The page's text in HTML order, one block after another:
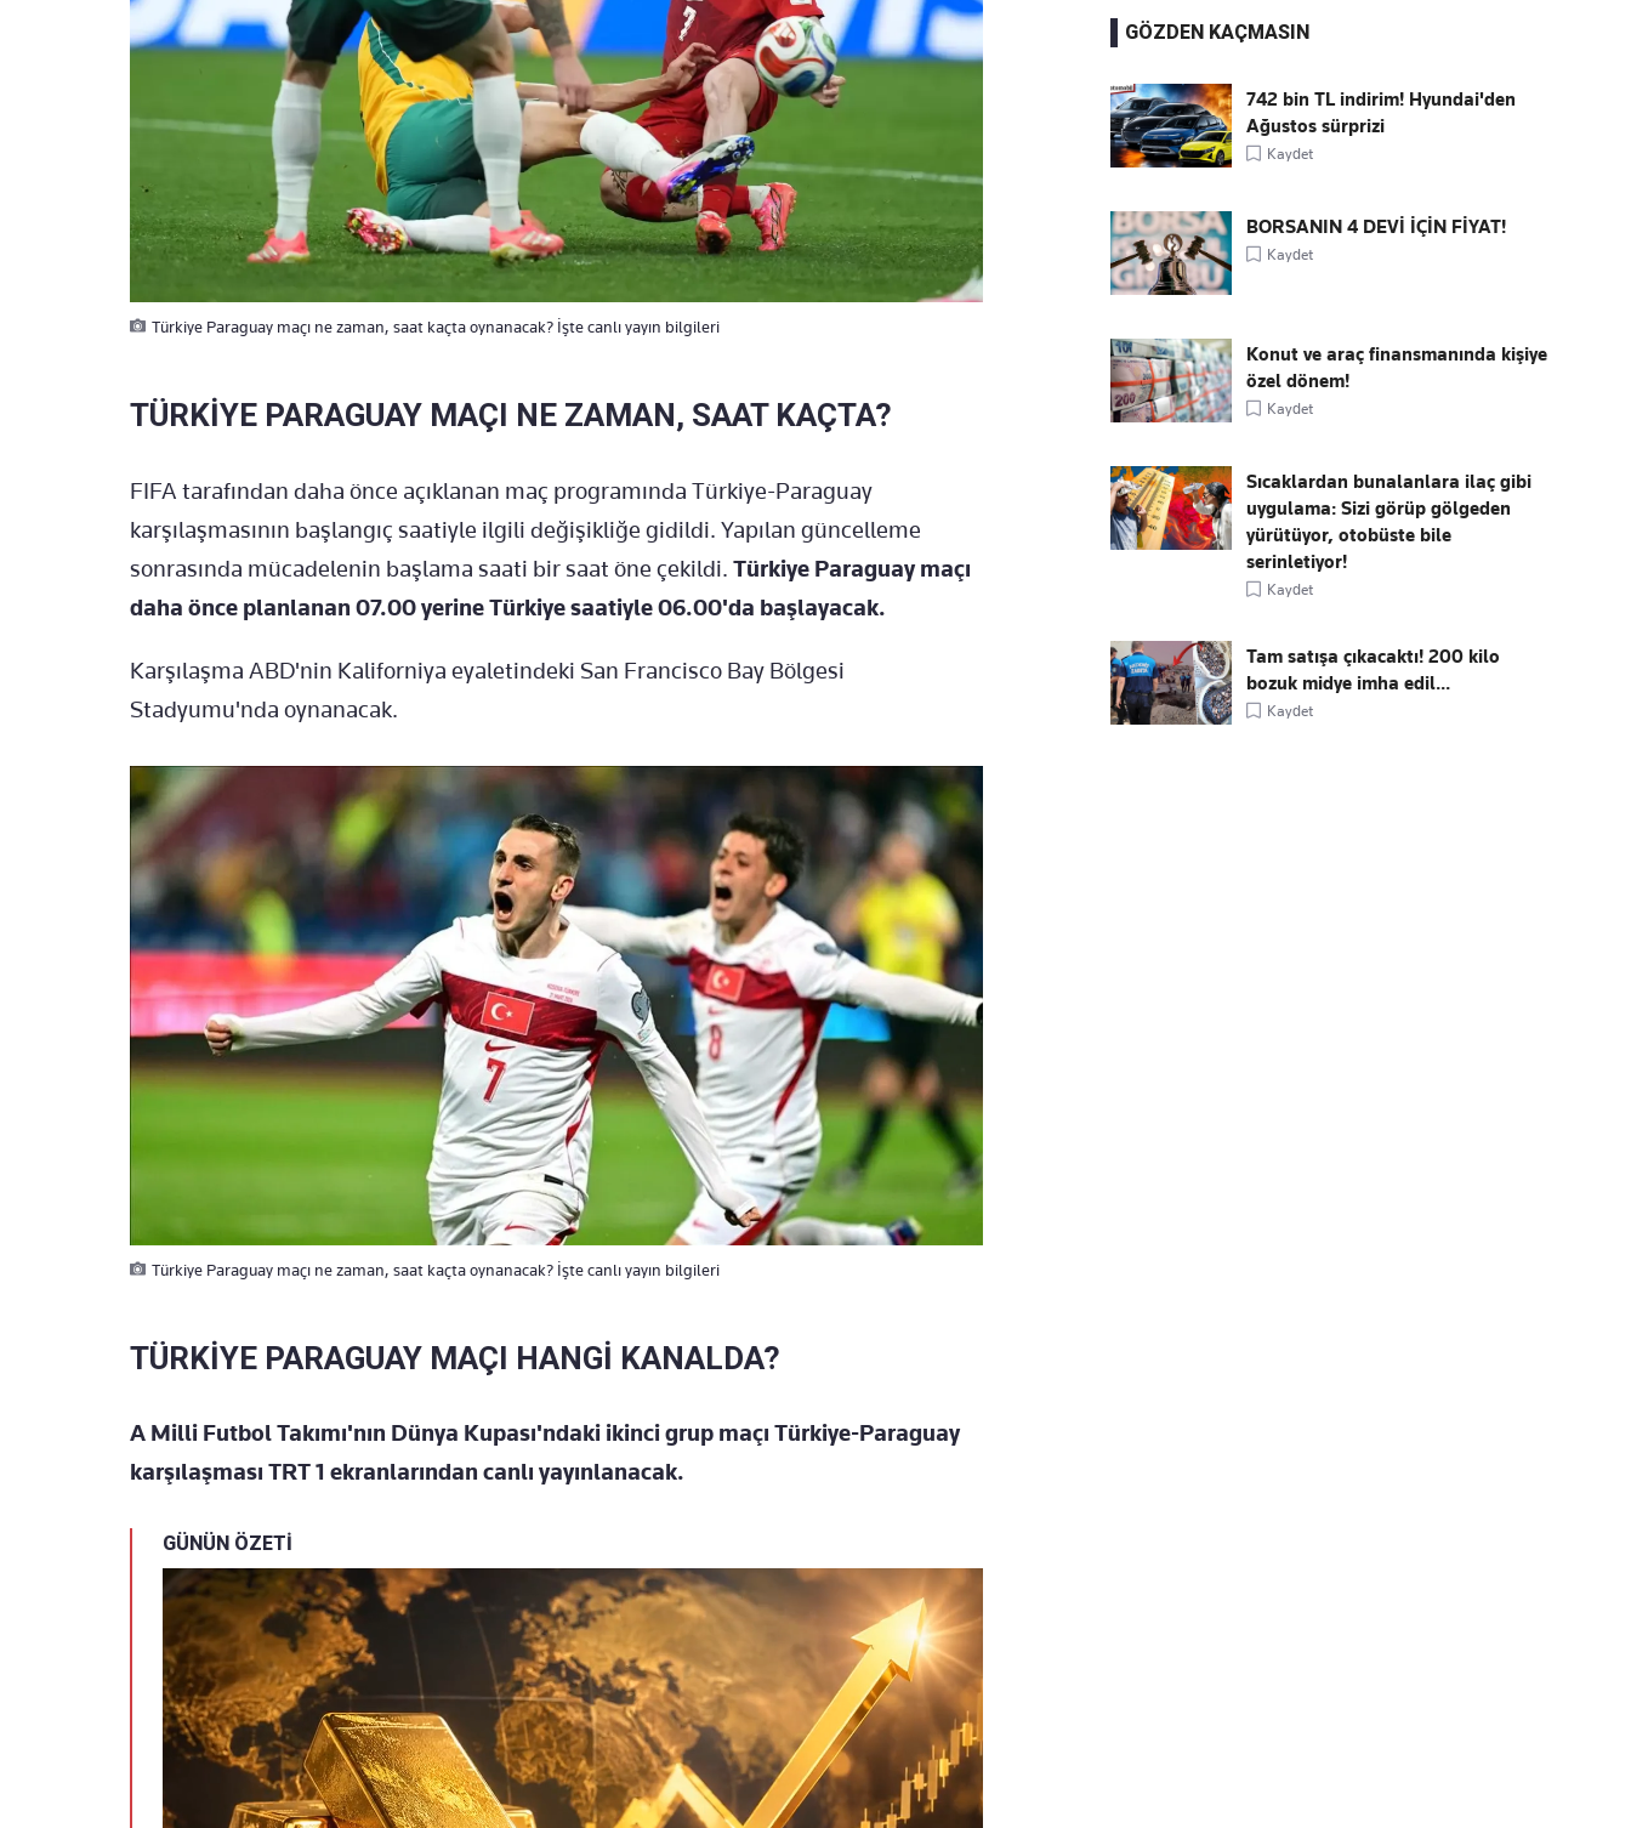
Türkiye Paraguay maçı ne zaman, saat kaçta oynanacak? İşte canlı yayın bilgileri
TÜRKİYE PARAGUAY MAÇI NE ZAMAN, SAAT KAÇTA?
FIFA tarafından daha önce açıklanan maç programında Türkiye-Paraguay
karşılaşmasının başlangıç saatiyle ilgili değişikliğe gidildi. Yapılan güncelleme
sonrasında mücadelenin başlama saati bir saat öne çekildi. Türkiye Paraguay maçı
daha önce planlanan 07.00 yerine Türkiye saatiyle 06.00'da başlayacak.
Karşılaşma ABD'nin Kaliforniya eyaletindeki San Francisco Bay Bölgesi
Stadyumu'nda oynanacak.
Türkiye Paraguay maçı ne zaman, saat kaçta oynanacak? İşte canlı yayın bilgileri
TÜRKİYE PARAGUAY MAÇI HANGİ KANALDA?
A Milli Futbol Takımı'nın Dünya Kupası'ndaki ikinci grup maçı Türkiye-Paraguay
karşılaşması TRT 1 ekranlarından canlı yayınlanacak.
GÜNÜN ÖZETİ
GÖZDEN KAÇMASIN
742 bin TL indirim! Hyundai'den
Ağustos sürprizi
Kaydet
BORSANIN 4 DEVİ İÇİN FİYAT!
Kaydet
Konut ve araç finansmanında kişiye
özel dönem!
Kaydet
Sıcaklardan bunalanlara ilaç gibi
uygulama: Sizi görüp gölgeden
yürütüyor, otobüste bile
serinletiyor!
Kaydet
Tam satışa çıkacaktı! 200 kilo
bozuk midye imha edil...
Kaydet